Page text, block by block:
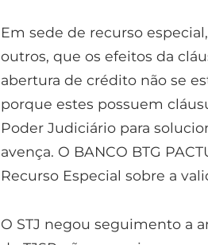
Em sede de recurso
outros, que os efeitos da
abertura de crédito não se
porque estes possuem
Poder Judiciário para
avença. O BANCO BTG
Recurso Especial sobre a
O STJ negou seguimento a